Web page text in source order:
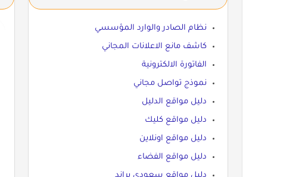
نظام الصادر والوارد المؤسسي
كاشف مانع الاعلانات المجاني
الفاتورة الالكترونية
نموذج تواصل مجاني
دليل مواقع الدليل
دليل مواقع كليك
دليل مواقع اونلاين
دليل مواقع الفضاء